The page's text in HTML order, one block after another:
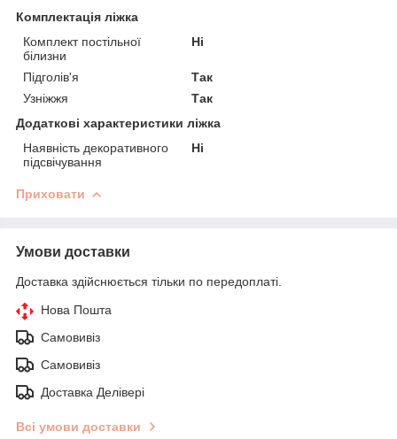
Комплектація ліжка
Комплект постільної
білизни
Ні
Підголів'я
Так
Узніжжя
Так
Додаткові характеристики ліжка
Наявність декоративного
підсвічування
Ні
Приховати
Умови доставки
Доставка здійснюється тільки по передоплаті.
Нова Пошта
Самовивіз
Самовивіз
Доставка Делівері
Всі умови доставки